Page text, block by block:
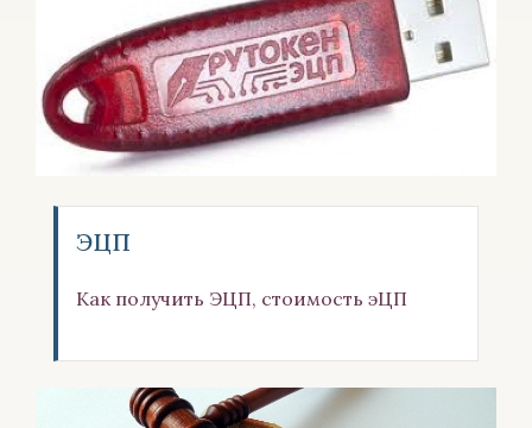
ЭЦП
Как получить ЭЦП, стоимость эЦП